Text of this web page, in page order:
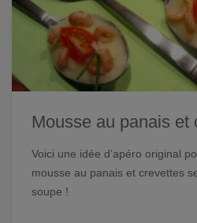
Mousse au panais et
Voici une idée d’apéro original
mousse au panais et crevettes
soupe !